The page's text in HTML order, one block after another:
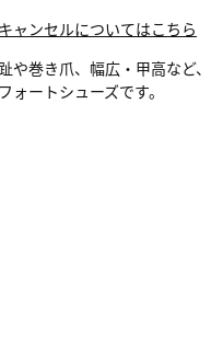
ャンセルについてはこちら
や巻き爪、幅広・甲高など
ォートシューズです。